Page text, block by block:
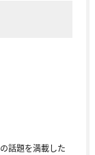
話題を満載した